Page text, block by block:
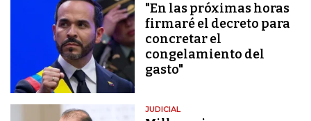
"En las próximas horas
firmaré el decreto para
concretar el
congelamiento del
gasto"
JUDICIAL